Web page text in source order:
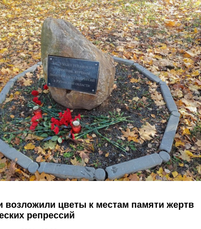
возложили цветы к местам памяти жертв
репрессий